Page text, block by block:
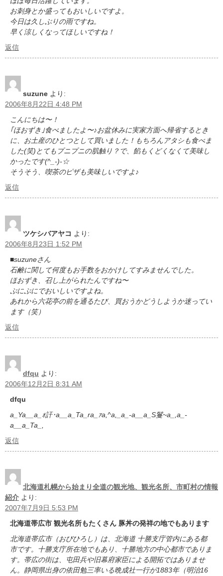
お刺身とか盛ってもおいしいですよ。
今日は久しぶりの雨ですね。
早く涼しくなってほしいですね！
返信
suzune より:
2006年8月22日 4:48 PM
こんにちは〜！
｢ほおずき｣食べましたよ〜♪お盆休みに実家方面へ帰省するとき
に、お土産のひとつとして買いました！もちろんアタシも食べま
した(笑)とてもプニプニの肌触り？で、餡もくどくなくて美味し
かったです(^_-)-☆
そうそう、喫茶のピザも美味しいですよ♪
返信
ツケシバアヤコ より:
2006年8月23日 1:52 PM
■suzuneさん
石鹸に関して何度もお手数をおかけしてすみませんでした。
ほおずき、召し上がられたんですね〜
ぷにぷにでおいしいですよね。
あれから六花亭の前を通るたび、買おうかどうしようか迷ってい
ます（笑）
返信
dfqu より:
2006年12月2日 8:31 AM
dfqu
a_Ya__a_ｫ訐･a__a_Ta_ra_ｧa,^a,_a_-a__a_S鬘~a_,a_-
a__a_Ta_,
返信
北海道札幌から始まり全道の観光地、観光名所、市町村の情報
紹介 より:
2007年7月9日 5:53 PM
北海道帯広市 観光名所もたくさん 豚丼の発祥の地でもあります
北海道帯広市（おびひろし）は、北海道 十勝支庁管内にある都
市です。十勝支庁所在地でもあり、十勝地方の中心都市でありま
す。帯広の街は、屯田兵や旧幕府家臣による開拓ではありませ
ん。静岡県出身の依田勉三率いる晩成社一行が1883年（明治16